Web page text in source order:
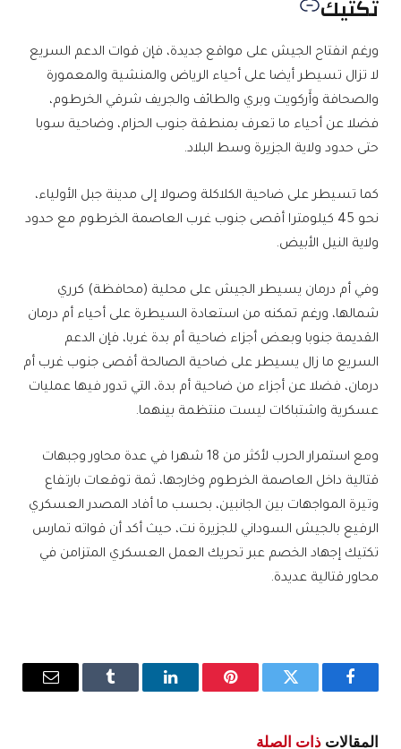
تكتيك
ورغم انفتاح الجيش على مواقع جديدة، فإن قوات الدعم السريع
لا تزال تسيطر أيضا على أحياء الرياض والمنشية والمعمورة
والصحافة وأَركويت وبري والطائف والجريف شرقي الخرطوم،
فضلا عن أحياء ما تعرف بمنطقة جنوب الحزام، وضاحية سوبا
حتى حدود ولاية الجزيرة وسط البلاد.
كما تسيطر على ضاحية الكلاكلة وصولا إلى مدينة جبل الأولياء،
نحو 45 كيلومترا أقصى جنوب غرب العاصمة الخرطوم مع حدود
ولاية النيل الأبيض.
وفي أم درمان يسيطر الجيش على محلية (محافظة) كرري
شمالها، ورغم تمكنه من استعادة السيطرة على أحياء أم درمان
القديمة جنوبا وبعض أجزاء ضاحية أم بدة غربا، فإن الدعم
السريع ما زال يسيطر على ضاحية الصالحة أقصى جنوب غرب أم
درمان، فضلا عن أجزاء من ضاحية أم بدة، التي تدور فيها عمليات
عسكرية واشتباكات ليست منتظمة بينهما.
ومع استمرار الحرب لأكثر من 18 شهرا في عدة محاور وجبهات
قتالية داخل العاصمة الخرطوم وخارجها، ثمة توقعات بارتفاع
وتيرة المواجهات بين الجانبين، بحسب ما أفاد المصدر العسكري
الرفيع بالجيش السوداني للجزيرة نت، حيث أكد أن قواته تمارس
تكتيك إجهاد الخصم عبر تحريك العمل العسكري المتزامن في
محاور قتالية عديدة.
فيسبوك تويتر بينتيريستلينكدإن Tumblr
البريد
المقالات ذات الصلة